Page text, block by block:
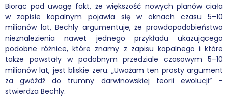
Biorąc pod uwagę fakt, że większość nowych planów ciała
w zapisie kopalnym pojawia się w oknach czasu 5–10
milionów lat, Bechly argumentuje, że prawdopodobieństwo
nieznalezienia nawet jednego przykładu ukazującego
podobne różnice, które znamy z zapisu kopalnego i które
także powstały w podobnym przedziale czasowym 5–10
milionów lat, jest bliskie zeru. „Uważam ten prosty argument
za gwóźdź do trumny darwinowskiej teorii ewolucji” –
stwierdza Bechly.